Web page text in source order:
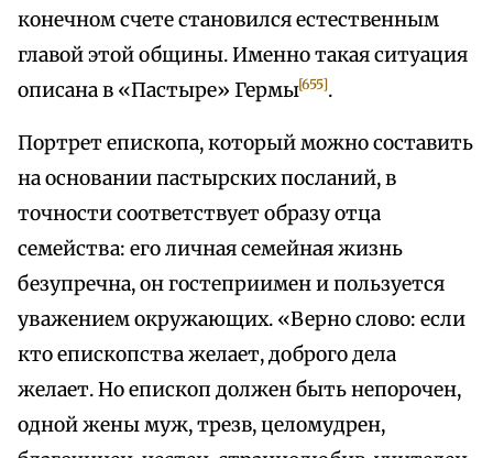
конечном счете становился естественным
главой этой общины. Именно такая ситуация
описана в «Пастыре» Гермы[655].
Портрет епископа, который можно составить
на основании пастырских посланий, в
точности соответствует образу отца
семейства: его личная семейная жизнь
безупречна, он гостеприимен и пользуется
уважением окружающих. «Верно слово: если
кто епископства желает, доброго дела
желает. Но епископ должен быть непорочен,
одной жены муж, трезв, целомудрен,